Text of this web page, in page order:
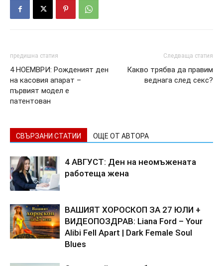
предишна статия
4 НОЕМВРИ: Рожденият ден
на касовия апарат –
първият модел е
патентован
Следваща статия
Какво трябва да правим
веднага след секс?
СВЪРЗАНИ СТАТИИ ОЩЕ ОТ АВТОРА
4 АВГУСТ: Ден на неомъжената
работеща жена
ВАШИЯТ ХОРОСКОП ЗА 27 ЮЛИ +
ВИДЕОПОЗДРАВ: Liana Ford – Your
Alibi Fell Apart | Dark Female Soul
Blues